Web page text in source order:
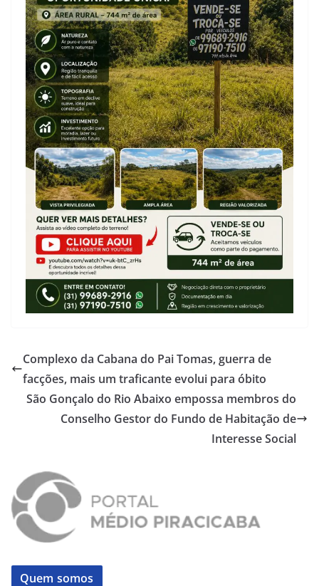
Complexo da Cabana do Pai Tomas, guerra de
facções, mais um traficante evolui para óbito
São Gonçalo do Rio Abaixo empossa membros do
Conselho Gestor do Fundo de Habitação de
Interesse Social
Quem somos